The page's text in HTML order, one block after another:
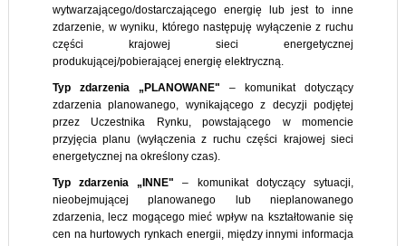
wytwarzającego/dostarczającego energię lub jest to inne
zdarzenie, w wyniku, którego następuję wyłączenie z ruchu
części krajowej sieci energetycznej
produkującej/pobierającej energię elektryczną.
Typ zdarzenia „PLANOWANE" – komunikat dotyczący
zdarzenia planowanego, wynikającego z decyzji podjętej
przez Uczestnika Rynku, powstającego w momencie
przyjęcia planu (wyłączenia z ruchu części krajowej sieci
energetycznej na określony czas).
Typ zdarzenia „INNE" – komunikat dotyczący sytuacji,
nieobejmującej planowanego lub nieplanowanego
zdarzenia, lecz mogącego mieć wpływ na kształtowanie się
cen na hurtowych rynkach energii, między innymi informacja